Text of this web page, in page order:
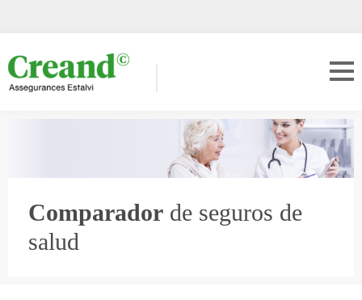
Comparador de seguros de
salud